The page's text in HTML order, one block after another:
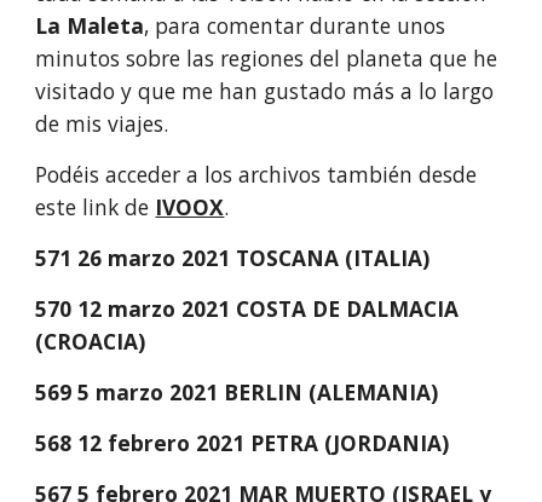
La Maleta, para comentar durante unos
minutos sobre las regiones del planeta que he
visitado y que me han gustado más a lo largo
de mis viajes.
Podéis acceder a los archivos también desde
este link de IVOOX.
571 26 marzo 2021 TOSCANA (ITALIA)
570 12 marzo 2021 COSTA DE DALMACIA
(CROACIA)
569 5 marzo 2021 BERLIN (ALEMANIA)
568 12 febrero 2021 PETRA (JORDANIA)
567 5 febrero 2021 MAR MUERTO (ISRAEL y